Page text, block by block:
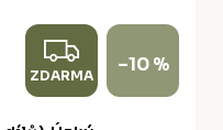
Z
D
A
ZDARMA –10 %